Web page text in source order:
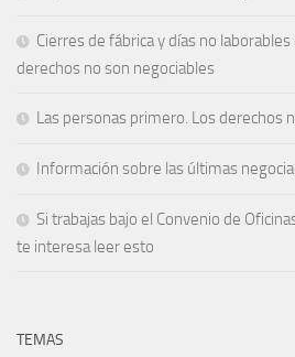
Cierres de fábrica y días no
derechos no son negociables
Las personas primero. Los derechos
Información sobre las últimas
Si trabajas bajo el Convenio de
te interesa leer esto
TEMAS